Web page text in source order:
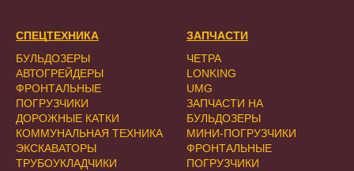
СПЕЦТЕХНИКА
БУЛЬДОЗЕРЫ
АВТОГРЕЙДЕРЫ
ФРОНТАЛЬНЫЕ
ПОГРУЗЧИКИ
ДОРОЖНЫЕ КАТКИ
КОММУНАЛЬНАЯ ТЕХНИКА
ЭКСКАВАТОРЫ
ТРУБОУКЛАДЧИКИ
ЗАПЧАСТИ
ЧЕТРА
LONKING
UMG
ЗАПЧАСТИ НА
БУЛЬДОЗЕРЫ
МИНИ-ПОГРУЗЧИКИ
ФРОНТАЛЬНЫЕ
ПОГРУЗЧИКИ